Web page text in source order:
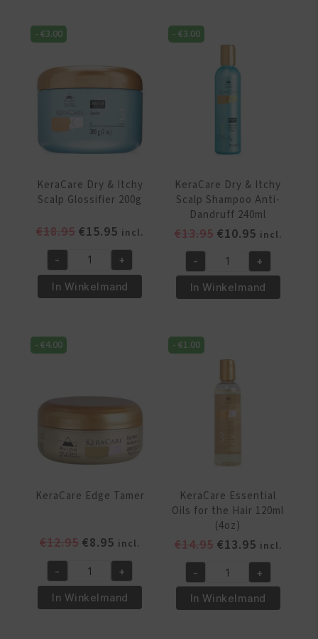
Scalp
Anti-
Conditioner
Glossifier
115gr/4oz
aantal
-€3.00
KeraCare Dry & Itchy
Scalp Glossifier 200g
€18.95 Oorspronkelijke
was:
€18.95.
€15.95 Huidige
prijs
is:
€15.95.
incl.
KeraCare
Dry
&
Scalp
Glossifier
- +
In Winkelmand
-€3.00
KeraCare Dry & Itchy
Scalp Shampoo Anti-
Dandruff 240ml
€13.95 Oorspronkelijke
was:
€13.95.
€10.95Huidige
prijs
is:
€10.95.
incl.
KeraCare
Dry
&
Scalp
Shampoo
Dandruff
- +
In Winkelmand
-€4.00
KeraCare Edge Tamer
€12.95 Oorspronkelijke
was:
€12.95.
€8.95 Huidige
prijs
is:
€8.95.
incl.
KeraCare
Edge
Tamer
- +
In Winkelmand
-€1.00
KeraCare Essential
Oils for the Hair 120ml
(4oz)
€14.95 Oorspronkelijke
was:
€14.95.
€13.95Huidige
prijs
is:
€13.95.
incl.
KeraCare
Essential
Oils
- +
In Winkelmand